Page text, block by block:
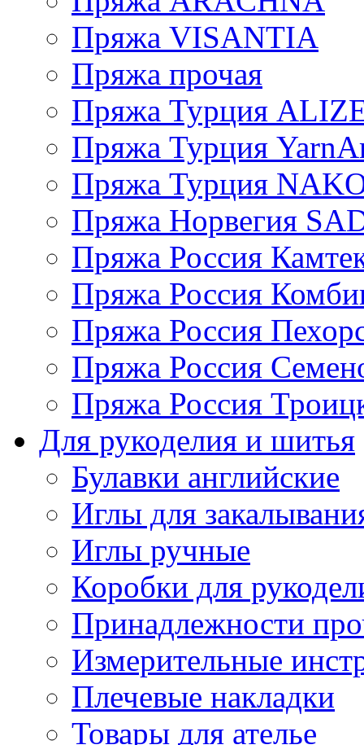
Пряжа VISANTIA
Пряжа прочая
Пряжа Турция
Пряжа Турция
Пряжа Турция
Пряжа Норвегия
Пряжа Россия
Пряжа Россия
Пряжа Россия
Пряжа Россия
Пряжа Россия
Для рукоделия и шитья
Булавки английские
Иглы для
Иглы ручные
Коробки для
Принадлежности
Измерительные
Плечевые накладки
Товары для ателье